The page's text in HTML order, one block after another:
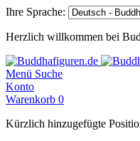
Ihre Sprache:
Herzlich willkommen bei
Menü Suche
Konto
Warenkorb 0
Kürzlich hinzugefügte